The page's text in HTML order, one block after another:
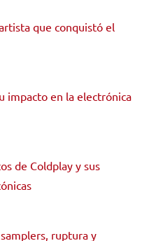
que conquistó el
impacto en la electrónica
de Coldplay y sus
ruptura y